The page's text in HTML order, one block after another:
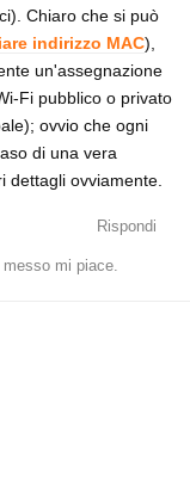
Chiaro che si può
indirizzo MAC),
un'assegnazione
Fi pubblico o privato
ovvio che ogni
di una vera
dettagli ovviamente.
Rispondi
messo mi piace.